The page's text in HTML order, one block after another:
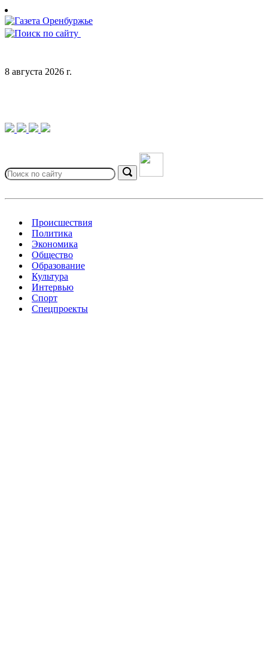
Skip
to
content
8 августа 2026 г.
for:
Search
Происшествия
Политика
Экономика
Общество
Образование
Культура
Интервью
Спорт
Спецпроекты